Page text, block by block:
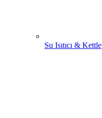
Su Isıtıcı & Kettle